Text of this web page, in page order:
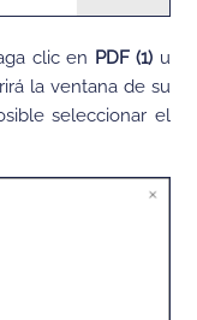
clic en PDF (1) u
la ventana de su
seleccionar el